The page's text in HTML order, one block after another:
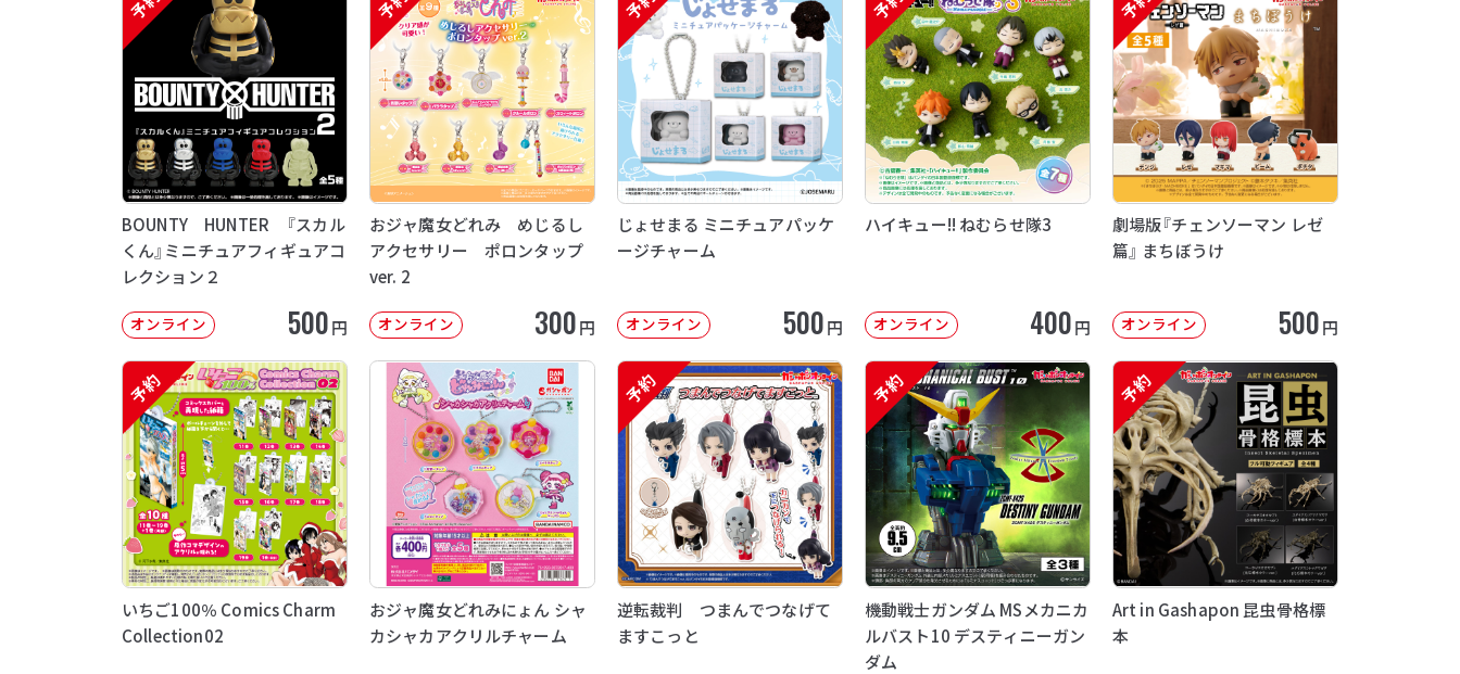
BOUNTY HUNTER 『スカル
くん』ミニチュアフィギュアコ
レクション２
オンライン 500円
おジャ魔女どれみ めじるし
アクセサリー ポロンタップ
ver. 2
オンライン 300円
じょせまる ミニチュアパッケ
ージチャーム
オンライン 500円
ハイキュー!! ねむらせ隊3
オンライン 400円
劇場版『チェンソーマン レゼ
篇』 まちぼうけ
オンライン 500円
予約
いちご100％ Comics Charm
Collection02
おジャ魔女どれみにょん シャ
カシャカアクリルチャーム
予約
逆転裁判 つまんでつなげて
ますこっと
予約
機動戦士ガンダム MSメカニカ
ルバスト10 デスティニーガン
ダム
予約
Art in Gashapon 昆虫骨格標
本